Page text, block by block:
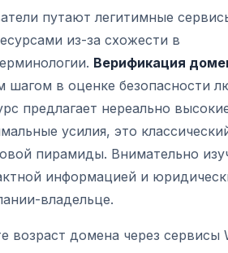
путают легитимные
из-за схожести в
Верификация
шагом в оценке безопасности
предлагает нереально
усилия, это
пирамиды. Внимательно
информацией и
владельце.
возраст домена через сервисы